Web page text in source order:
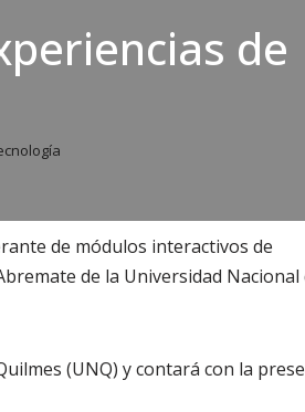
de
de módulos interactivos de
de la Universidad Nacional
(UNQ) y contará con la